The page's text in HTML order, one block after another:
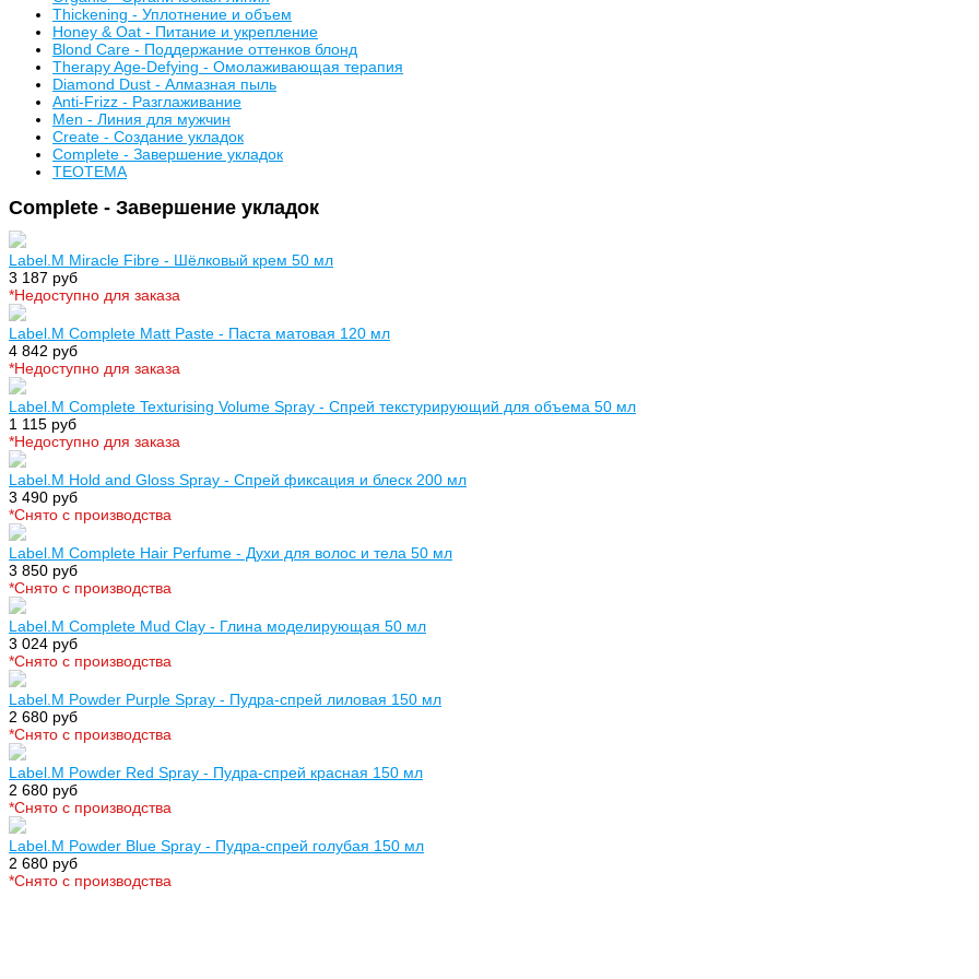
Thickening - Уплотнение и объем
Honey & Oat - Питание и укрепление
Blond Care - Поддержание оттенков блонд
Therapy Age-Defying - Омолаживающая терапия
Diamond Dust - Алмазная пыль
Anti-Frizz - Разглаживание
Men - Линия для мужчин
Create - Создание укладок
Complete - Завершение укладок
TEOTEMA
Complete - Завершение укладок
Label.M Miracle Fibre - Шёлковый крем 50 мл
3 187 руб
*Недоступно для заказа
Label.M Complete Matt Paste - Паста матовая 120 мл
4 842 руб
*Недоступно для заказа
Label.M Complete Texturising Volume Spray - Спрей текстурирующий для объема 50 мл
1 115 руб
*Недоступно для заказа
Label.M Hold and Gloss Spray - Спрей фиксация и блеск 200 мл
3 490 руб
*Cнято с производства
Label.M Complete Hair Perfume - Духи для волос и тела 50 мл
3 850 руб
*Cнято с производства
Label.M Complete Mud Clay - Глина моделирующая 50 мл
3 024 руб
*Cнято с производства
Label.M Powder Purple Spray - Пудра-спрей лиловая 150 мл
2 680 руб
*Cнято с производства
Label.M Powder Red Spray - Пудра-спрей красная 150 мл
2 680 руб
*Cнято с производства
Label.M Powder Blue Spray - Пудра-спрей голубая 150 мл
2 680 руб
*Cнято с производства